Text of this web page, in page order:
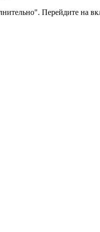
Перейдите на